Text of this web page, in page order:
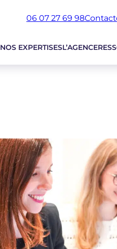
06 07 27 69 98
NOS EXPERTISESL’AGENCE